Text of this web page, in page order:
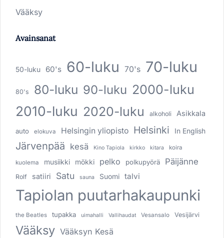
Vääksy
Avainsanat
50-luku 60's 60-luku 70's 70-luku
80's 80-luku 90-luku 2000-luku
2010-luku 2020-luku alkoholi Asikkala
auto elokuva Helsingin yliopisto Helsinki In English
Järvenpää kesä Kino Tapiola kirkko kitara koira
kuolema musiikki mökki pelko polkupyörä Päijänne
Rolf satiiri Satu sauna Suomi talvi
Tapiolan puutarhakaupunki
the Beatles tupakka uimahalli Vallihaudat Vesansalo Vesijärvi
Vääksy Vääksyn Kesä